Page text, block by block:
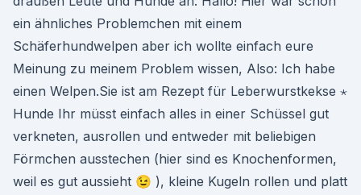
ein ähnliches Problemchen mit einem
Schäferhundwelpen aber ich wollte einfach eure
Meinung zu meinem Problem wissen, Also: Ich habe
einen Welpen.Sie ist am Rezept für Leberwurstkekse ⋆
Hunde Ihr müsst einfach alles in einer Schüssel gut
verkneten, ausrollen und entweder mit beliebigen
Förmchen ausstechen (hier sind es Knochenformen,
weil es gut aussieht 😉 ), kleine Kugeln rollen und platt